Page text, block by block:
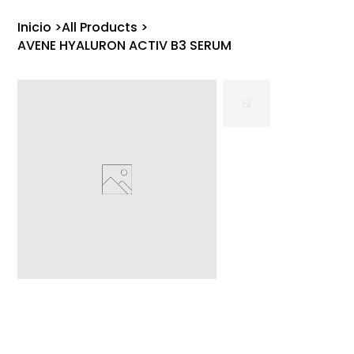
Inicio >All Products >
AVENE HYALURON ACTIV B3 SERUM